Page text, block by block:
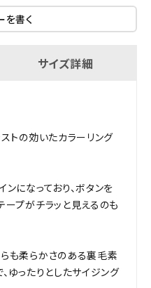
を書く
サイズ詳細
トの効いたカラーリング
になっており、ボタンを
ープがチラッと見えるのも
も柔らかさのある裏毛素
ゆったりとしたサイジング